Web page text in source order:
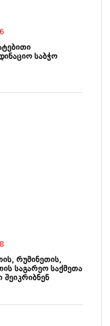
საბჭო
რუმინეთის,
საგარეო საქმეთა
შეიკრიბნენ